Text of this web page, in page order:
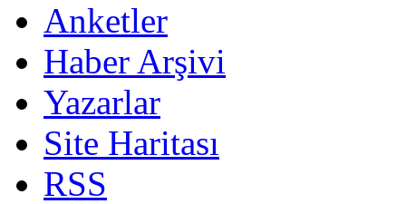
Anketler
Haber Arşivi
Yazarlar
Site Haritası
RSS